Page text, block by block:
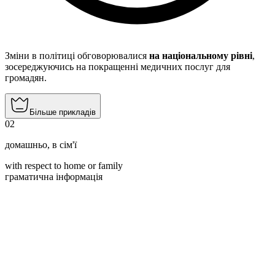
Зміни в політиці обговорювалися на національному рівні,
зосереджуючись на покращенні медичних послуг для
громадян.
Більше прикладів
02
домашньо, в сім'ї
with respect to home or family
граматична інформація